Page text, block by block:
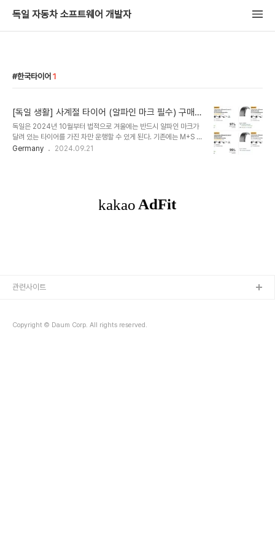
독일 자동차 소프트웨어 개발자
한국타이어 1
[독일 생활] 사계절 타이어 (알파인 마크 필수) 구매
후기
독일은 2024년 10월부터 법적으로 겨울에는 반드시 알파인 마크가
달려 있는 타이어를 가진 차만 운행할 수 있게 된다. 기존에는 M+S 마
크가 붙거나 겨울용 타이어를 겨울에 허용을 했지만 이제는 반드시 알
ATU에서 구매를 했다. Continental을 구매한 이유는 여기저기 사
계절 타이어에 대해서 검색해서 비교해보고 필자한테 맞는 것 같아서
Germany 2024.09.21
Copyright © Daum Corp. All rights reserved.
관련사이트